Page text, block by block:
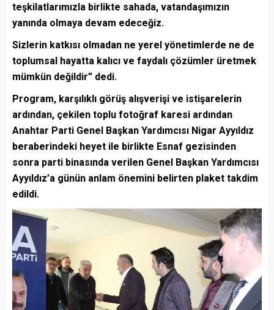
teşkilatlarımızla birlikte sahada, vatandaşımızın
yanında olmaya devam edeceğiz.
Sizlerin katkısı olmadan ne yerel yönetimlerde ne de
toplumsal hayatta kalıcı ve faydalı çözümler üretmek
mümkün değildir” dedi.
Program, karşılıklı görüş alışverişi ve istişarelerin
ardından, çekilen toplu fotoğraf karesi ardından
Anahtar Parti Genel Başkan Yardımcısı Nigar Ayyıldız
beraberindeki heyet ile birlikte Esnaf gezisinden
sonra parti binasında verilen Genel Başkan Yardımcısı
Ayyıldız’a günün anlam önemini belirten plaket takdim
edildi.